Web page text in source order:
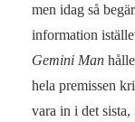
men idag så
information
Gemini Man
hela premissen
vara in i det